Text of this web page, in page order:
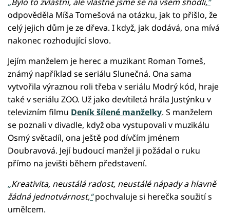
odpověděla Míša Tomešová na otázku, jak to přišlo, že
celý jejich dům je ze dřeva. I když, jak dodává, ona mívá
nakonec rozhodující slovo.
Jejím manželem je herec a muzikant Roman Tomeš,
známý například se seriálu Slunečná. Ona sama
vytvořila výraznou roli třeba v seriálu Modrý kód, hraje
také v seriálu ZOO. Už jako devítiletá hrála Justýnku v
televizním filmu Deník šílené manželky. S manželem
se poznali v divadle, když oba vystupovali v muzikálu
Osmý světadíl, ona ještě pod dívčím jménem
Doubravová. Její budoucí manžel ji požádal o ruku
přímo na jevišti během představení.
„Kreativita, neustálá radost, neustálé nápady a hlavně
žádná jednotvárnost,“pochvaluje si herečka soužití s
umělcem.